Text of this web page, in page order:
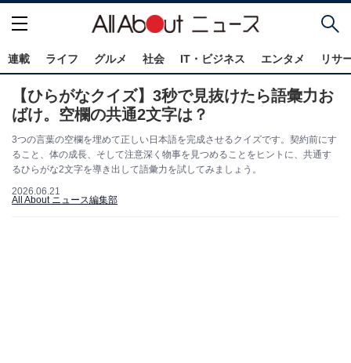
連載 ライフ グルメ 社会 IT・ビジネス エンタメ リサ
【ひらがなクイズ】3秒で見抜けたら語彙力お
ばけ。空欄の共通2文字は？
3つの言葉の空欄を埋めて正しい日本語を完成させるクイズです。契約前にす
ること、体の成長、そして注意深く物事を見つめることをヒントに、共通す
るひらがな2文字を導き出して語彙力を試してみましょう。
2026.06.21
All About ニュース編集部